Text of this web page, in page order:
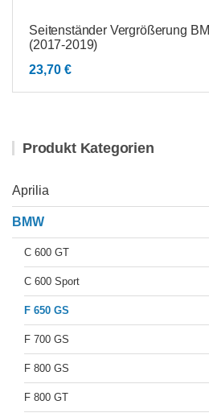
Seitenständer Vergrößerung
(2017-2019)
23,70 €
Produkt Kategorien
Aprilia
BMW
C 600 GT
C 600 Sport
F 650 GS
F 700 GS
F 800 GS
F 800 GT